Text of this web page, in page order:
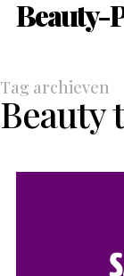
Beauty-
Tag archieven
Beauty